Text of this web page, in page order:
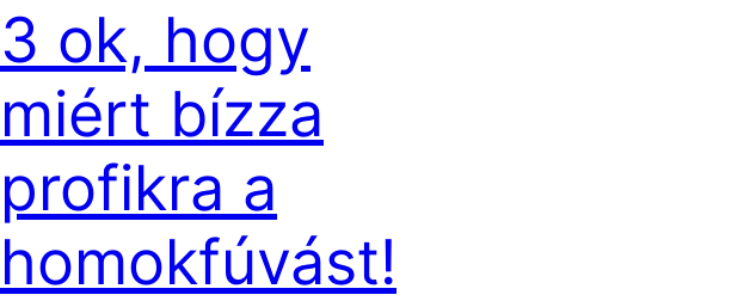
3 ok, hogy
miért bízza
profikra a
homokfúvást!